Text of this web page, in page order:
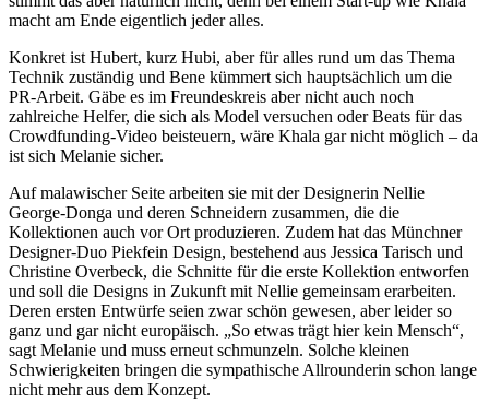
macht am Ende eigentlich jeder alles.
Konkret ist Hubert, kurz Hubi, aber für alles rund um das Thema
Technik zuständig und Bene kümmert sich hauptsächlich um die
PR-Arbeit. Gäbe es im Freundeskreis aber nicht auch noch
zahlreiche Helfer, die sich als Model versuchen oder Beats für das
Crowdfunding-Video beisteuern, wäre Khala gar nicht möglich – da
ist sich Melanie sicher.
Auf malawischer Seite arbeiten sie mit der Designerin Nellie
George-Donga und deren Schneidern zusammen, die die
Kollektionen auch vor Ort produzieren. Zudem hat das Münchner
Designer-Duo Piekfein Design, bestehend aus Jessica Tarisch und
Christine Overbeck, die Schnitte für die erste Kollektion entworfen
und soll die Designs in Zukunft mit Nellie gemeinsam erarbeiten.
Deren ersten Entwürfe seien zwar schön gewesen, aber leider so
ganz und gar nicht europäisch. „So etwas trägt hier kein Mensch“,
sagt Melanie und muss erneut schmunzeln. Solche kleinen
Schwierigkeiten bringen die sympathische Allrounderin schon lange
nicht mehr aus dem Konzept.